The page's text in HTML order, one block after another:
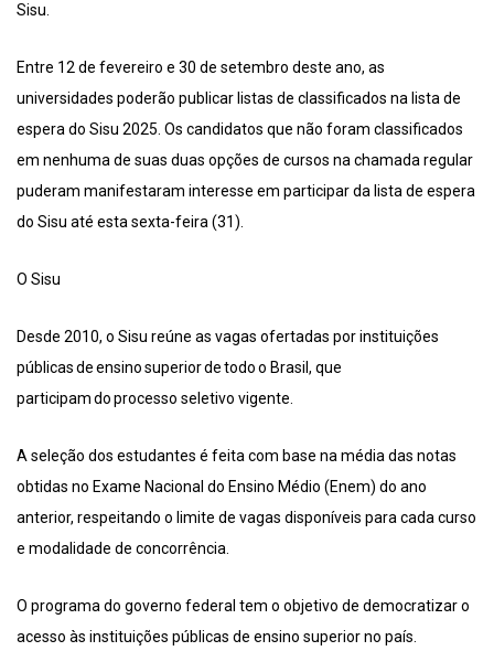
Sisu.
Entre 12 de fevereiro e 30 de setembro deste ano, as
universidades poderão publicar listas de classificados na lista de
espera do Sisu 2025. Os candidatos que não foram classificados
em nenhuma de suas duas opções de cursos na chamada regular
puderam manifestaram interesse em participar da lista de espera
do Sisu até esta sexta-feira (31).
O Sisu
Desde 2010, o Sisu reúne as vagas ofertadas por instituições
públicas de ensino superior de todo o Brasil, que
participam do processo seletivo vigente.
A seleção dos estudantes é feita com base na média das notas
obtidas no Exame Nacional do Ensino Médio (Enem) do ano
anterior, respeitando o limite de vagas disponíveis para cada curso
e modalidade de concorrência.
O programa do governo federal tem o objetivo de democratizar o
acesso às instituições públicas de ensino superior no país.